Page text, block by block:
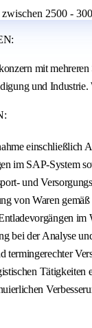
2500 -
mit
und
einschließlich
im SAP-System
und
von Waren
im
bei der Analyse
termingerechter
Tätigkeiten